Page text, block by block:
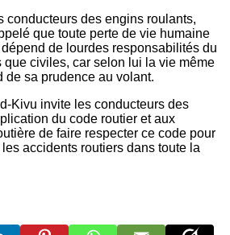
conducteurs des engins roulants,
que toute perte de vie humaine
de lourdes responsabilités du
que civiles, car selon lui la vie même
de sa prudence au volant.
Kivu invite les conducteurs des
du code routier et aux
de faire respecter ce code pour
accidents routiers dans toute la